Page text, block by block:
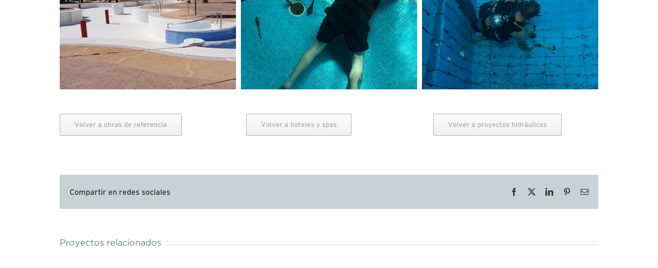
Volver a obras de referencia Volver a hoteles y spas Volver a proyectos hidráulicos
Compartir en redes sociales Facebook LinkedInPinterestCorreo
Proyectos relacionados